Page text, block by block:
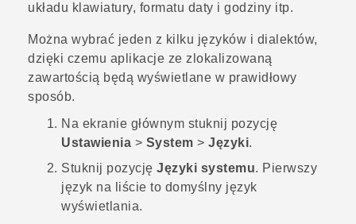
POMOC TECHNICZNA
Urządzenia i akcesoria HTC
Zaloguj się
układu klawiatury, formatu daty i godziny itp.
Można wybrać jeden z kilku języków i dialektów,
dzięki czemu aplikacje ze zlokalizowaną
zawartością będą wyświetlane w prawidłowy
sposób.
Na ekranie głównym stuknij pozycję
Ustawienia > System > Języki.
Stuknij pozycję Języki systemu. Pierwszy
język na liście to domyślny język
wyświetlania.